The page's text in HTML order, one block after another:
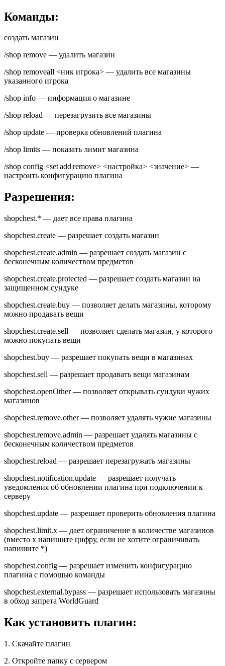
Команды:
создать магазин
/shop remove — удалить магазин
/shop removeall <ник игрока> — удалить все магазины
указанного игрока
/shop info — информация о магазине
/shop reload — перезагрузить все магазины
/shop update — проверка обновлений плагина
/shop limits — показать лимит магазина
/shop config <set|add|remove> <настройка> <значение> —
настроить конфигурацию плагина
Разрешения:
shopchest.* — дает все права плагина
shopchest.create — разрешает создать магазин
shopchest.create.admin — разрешает создать магазин с
бесконечным количеством предметов
shopchest.create.protected — разрешает создать магазин на
защищенном сундуке
shopchest.create.buy — позволяет делать магазины, которому
можно продавать вещи
shopchest.create.sell — позволяет сделать магазин, у которого
можно покупать вещи
shopchest.buy — разрешает покупать вещи в магазинах
shopchest.sell — разрешает продавать вещи магазинам
shopchest.openOther — позволяет открывать сундуки чужих
магазинов
shopchest.remove.other — позволяет удалять чужие магазины
shopchest.remove.admin — разрешает удалять магазины с
бесконечным количеством предметов
shopchest.reload — разрешает перезагружать магазины
shopchest.notification.update — разрешает получать
уведомления об обновлении плагина при подключении к
серверу
shopchest.update — разрешает проверить обновления плагина
shopchest.limit.x — дает ограничение в количествe магазинов
(вместо x напишите цифру, если не хотите ограничивать
напишите *)
shopchest.config — разрешает изменить конфигурацию
плагина с помощью команды
shopchest.external.bypass — разрешает использовать магазины
в обход запрета WorldGuard
Как установить плагин:
1. Скачайте плагин
2. Откройте папку с сервером